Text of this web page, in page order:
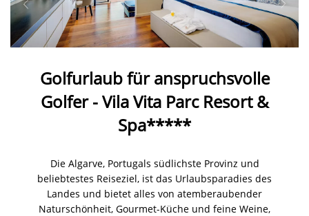
Golfurlaub für anspruchsvolle
Golfer - Vila Vita Parc Resort &
Spa*****
Die Algarve, Portugals südlichste Provinz und
beliebtestes Reiseziel, ist das Urlaubsparadies des
Landes und bietet alles von atemberaubender
Naturschönheit, Gourmet-Küche und feine Weine,